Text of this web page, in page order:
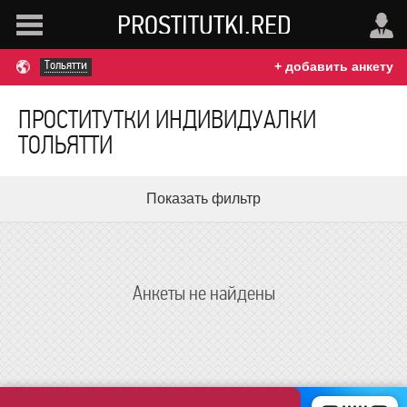
PROSTITUTKI.RED
Тольятти + добавить анкету
ПРОСТИТУТКИ ИНДИВИДУАЛКИ
ТОЛЬЯТТИ
Показать фильтр
Анкеты не найдены